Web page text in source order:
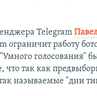
Telegram
ограничит работу
голосования"
что так как
называемые "дни